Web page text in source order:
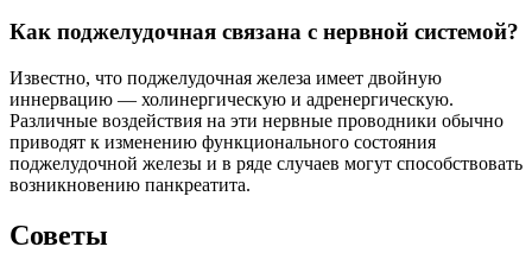
Как поджелудочная связана с нервной системой?
Известно, что поджелудочная железа имеет двойную
иннервацию — холинергическую и адренергическую.
Различные воздействия на эти нервные проводники обычно
приводят к изменению функционального состояния
поджелудочной железы и в ряде случаев могут способствовать
возникновению панкреатита.
Советы